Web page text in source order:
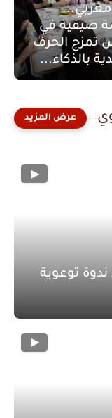
صيفية في
تمزج الحرف
بالذكاء...
توعوية